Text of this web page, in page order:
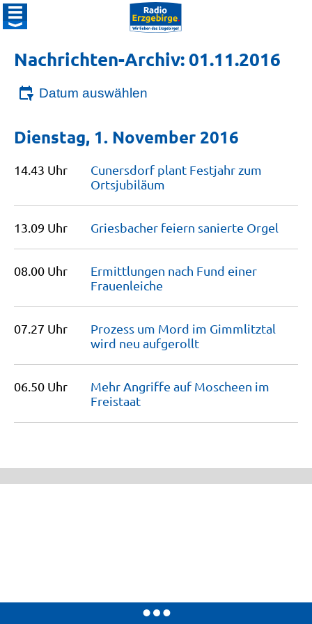
Nachrichten-Archiv: 01.11.2016
Datum auswählen
Dienstag, 1. November 2016
14.43 Uhr
Cunersdorf plant Festjahr zum
Ortsjubiläum
13.09 Uhr Griesbacher feiern sanierte Orgel
08.00 Uhr
Ermittlungen nach Fund einer
Frauenleiche
07.27 Uhr
Prozess um Mord im Gimmlitztal
wird neu aufgerollt
06.50 Uhr
Mehr Angriffe auf Moscheen im
Freistaat